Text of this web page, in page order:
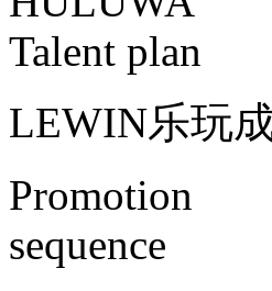
Talent plan
LEWIN乐玩
Promotion
sequence